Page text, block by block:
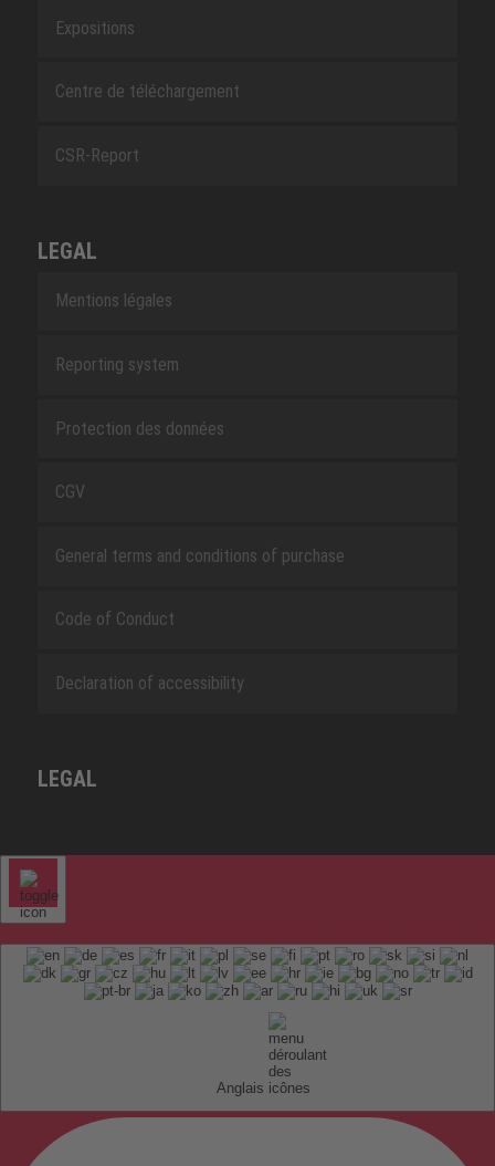
Expositions
Centre de téléchargement
CSR-Report
LEGAL
Mentions légales
Reporting system
Protection des données
CGV
General terms and conditions of purchase
Code of Conduct
Declaration of accessibility
LEGAL
Anglais